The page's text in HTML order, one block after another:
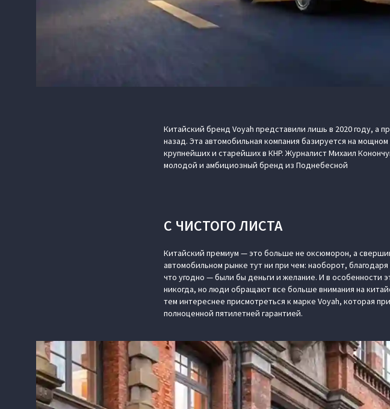
Китайский бренд Voyah представили лишь в 2020 году, а
назад. Эта автомобильная компания базируется на
крупнейших и старейших в КНР. Журналист Михаил
молодой и амбициозный бренд из Поднебесной
С ЧИСТОГО ЛИСТА
Китайский премиум — это больше не оксюморон, а
автомобильном рынке тут ни при чем: наоборот,
что угодно — были бы деньги и желание. И в особенности
никогда, но люди обращают все больше внимания на
тем интереснее присмотреться к марке Voyah, которая
полноценной пятилетней гарантией.